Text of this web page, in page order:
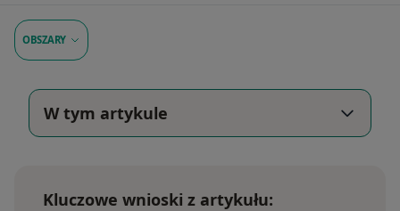
OBSZARY
W tym artykule
Kluczowe wnioski z artykułu: